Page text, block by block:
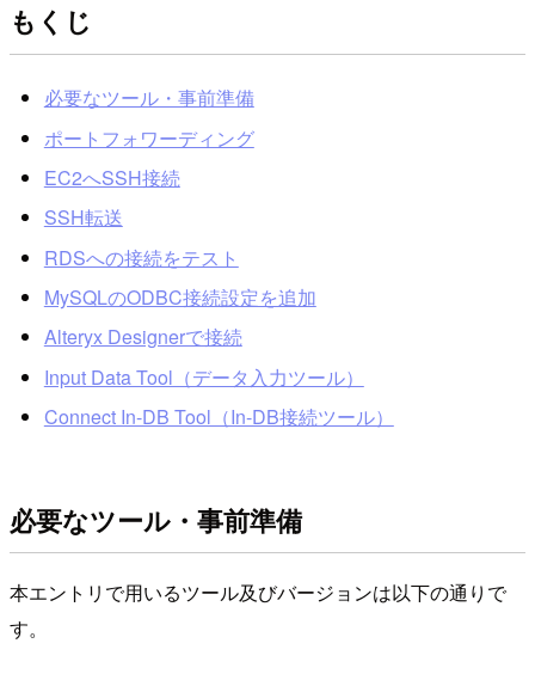
もくじ
必要なツール・事前準備
ポートフォワーディング
EC2へSSH接続
SSH転送
RDSへの接続をテスト
MySQLのODBC接続設定を追加
Alteryx Designerで接続
Input Data Tool（データ入力ツール）
Connect In-DB Tool（In-DB接続ツール）
必要なツール・事前準備
本エントリで用いるツール及びバージョンは以下の通りで
す。